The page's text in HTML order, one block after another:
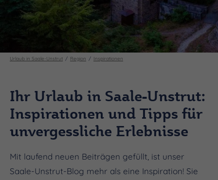
Urlaub in Saale-Unstrut Region Inspirationen
Ihr Urlaub in Saale-Unstrut:
Inspirationen und Tipps für
unvergessliche Erlebnisse
Mit laufend neuen Beiträgen gefüllt, ist unser
Saale-Unstrut-Blog mehr als eine Inspiration! Sie